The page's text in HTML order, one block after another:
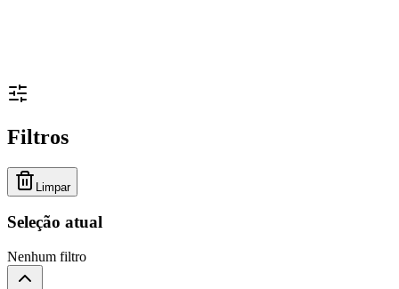
Filtros
Limpar
Seleção atual
Nenhum filtro